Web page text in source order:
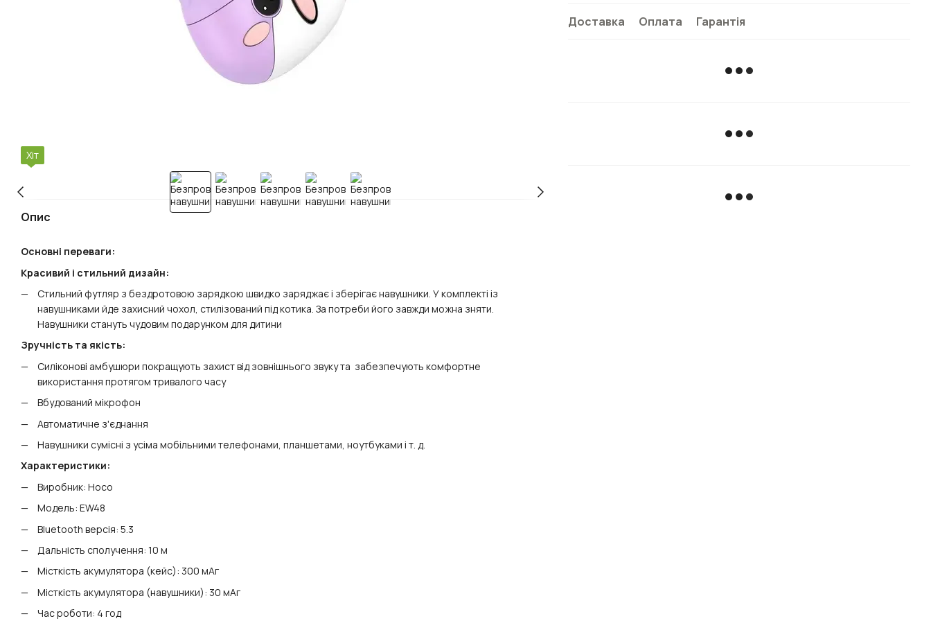
Хіт
Опис
Основні переваги:
Красивий і стильний дизайн:
Стильний футляр з бездротовою зарядкою швидко заряджає і зберігає навушники. У комплекті із
навушниками йде захисний чохол, стилізований під котика. За потреби його завжди можна зняти.
Навушники стануть чудовим подарунком для дитини
Зручність та якість:
Силіконові амбушюри покращують захист від зовнішнього звуку та забезпечують комфортне
використання протягом тривалого часу
Вбудований мікрофон
Автоматичне з'єднання
Навушники сумісні з усіма мобільними телефонами, планшетами, ноутбуками і т. д.
Характеристики:
Виробник: Hoco
Модель: EW48
Bluetooth версія: 5.3
Дальність сполучення: 10 м
Місткість акумулятора (кейс): 300 мАг
Місткість акумулятора (навушники): 30 мАг
Час роботи: 4 год
Доставка Оплата Гарантія